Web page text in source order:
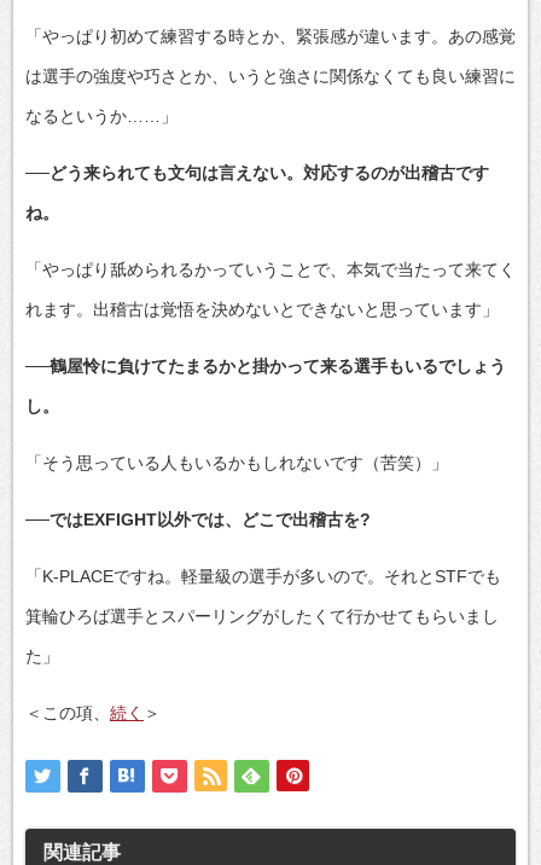
「やっぱり初めて練習する時とか、緊張感が違います。あの感覚
は選手の強度や巧さとか、いうと強さに関係なくても良い練習に
なるというか……」
──どう来られても文句は言えない。対応するのが出稽古です
ね。
「やっぱり舐められるかっていうことで、本気で当たって来てく
れます。出稽古は覚悟を決めないとできないと思っています」
──鶴屋怜に負けてたまるかと掛かって来る選手もいるでしょう
し。
「そう思っている人もいるかもしれないです（苦笑）」
──ではEXFIGHT以外では、どこで出稽古を?
「K-PLACEですね。軽量級の選手が多いので。それとSTFでも
箕輪ひろば選手とスパーリングがしたくて行かせてもらいまし
た」
＜この項、 続く ＞
関連記事